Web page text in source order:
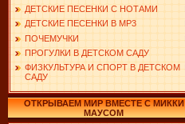
ДЕТСКИЕ ПЕСЕНКИ С НОТАМИ
ДЕТСКИЕ ПЕСЕНКИ В MP3
ПОЧЕМУЧКИ
ПРОГУЛКИ В ДЕТСКОМ САДУ
ФИЗКУЛЬТУРА И СПОРТ В ДЕТСКОМ
САДУ
ОТКРЫВАЕМ МИР ВМЕСТЕ С МИККИ
МАУСОМ